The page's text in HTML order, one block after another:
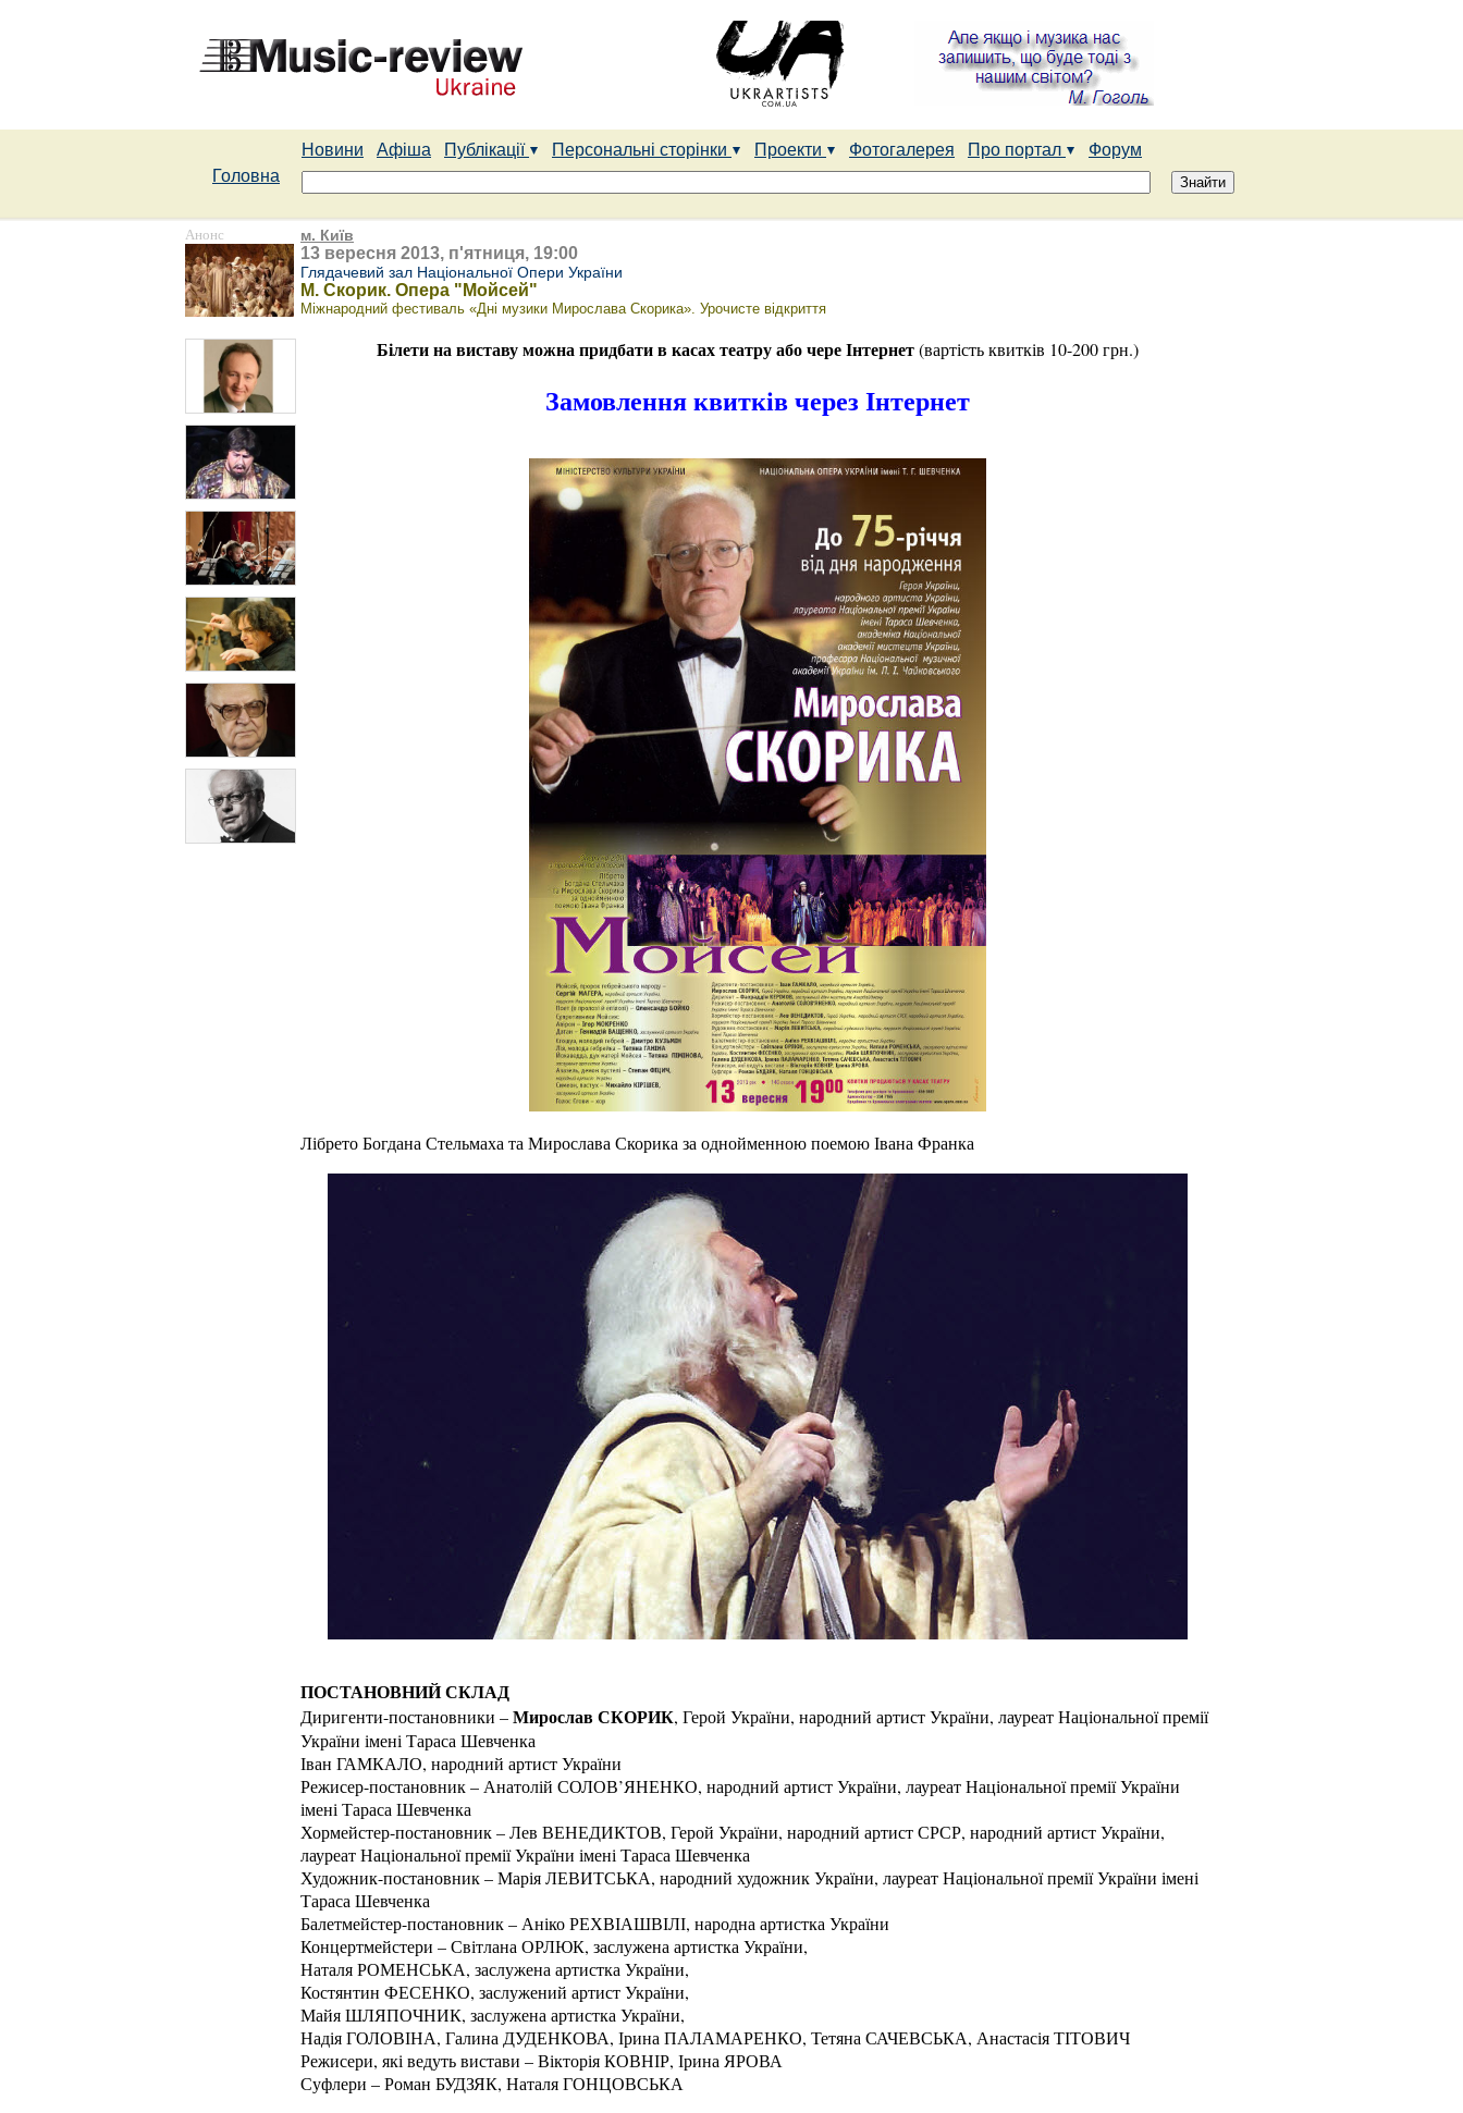
Новини Афіша Публікації Персональні сторінки Проекти Фотогалерея Про портал
Форум
Головна
Анонс м. Київ
13 вересня 2013, п'ятниця, 19:00
Глядачевий зал Національної Опери України
М. Скорик. Опера "Мойсей"
Міжнародний фестиваль «Дні музики Мирослава Скорика». Урочисте відкриття
Білети на виставу можна придбати в касах театру або чере Інтернет(вартість квитків 10-200 грн.)
Замовлення квитків через Інтернет
Лібрето Богдана Стельмаха та Мирослава Скорика за однойменною поемою Івана Франка
ПОСТАНОВНИЙ СКЛАД
Диригенти-постановники –Мирослав СКОРИК, Герой України, народний артист України, лауреат Національної премії
України імені Тараса Шевченка
Іван ГАМКАЛО, народний артист України
Режисер-постановник – Анатолій СОЛОВ’ЯНЕНКО, народний артист України, лауреат Національної премії України
імені Тараса Шевченка
Хормейстер-постановник – Лев ВЕНЕДИКТОВ, Герой України, народний артист СРСР, народний артист України,
лауреат Національної премії України імені Тараса Шевченка
Художник-постановник – Марія ЛЕВИТСЬКА, народний художник України, лауреат Національної премії України імені
Тараса Шевченка
Балетмейстер-постановник – Аніко РЕХВІАШВІЛІ, народна артистка України
Концертмейстери – Світлана ОРЛЮК, заслужена артистка України,
Наталя РОМЕНСЬКА, заслужена артистка України,
Костянтин ФЕСЕНКО, заслужений артист України,
Майя ШЛЯПОЧНИК, заслужена артистка України,
Надія ГОЛОВІНА, Галина ДУДЕНКОВА, Ірина ПАЛАМАРЕНКО, Тетяна САЧЕВСЬКА, Анастасія ТІТОВИЧ
Режисери, які ведуть вистави – Вікторія КОВНІР, Ірина ЯРОВА
Суфлери – Роман БУДЗЯК, Наталя ГОНЦОВСЬКА